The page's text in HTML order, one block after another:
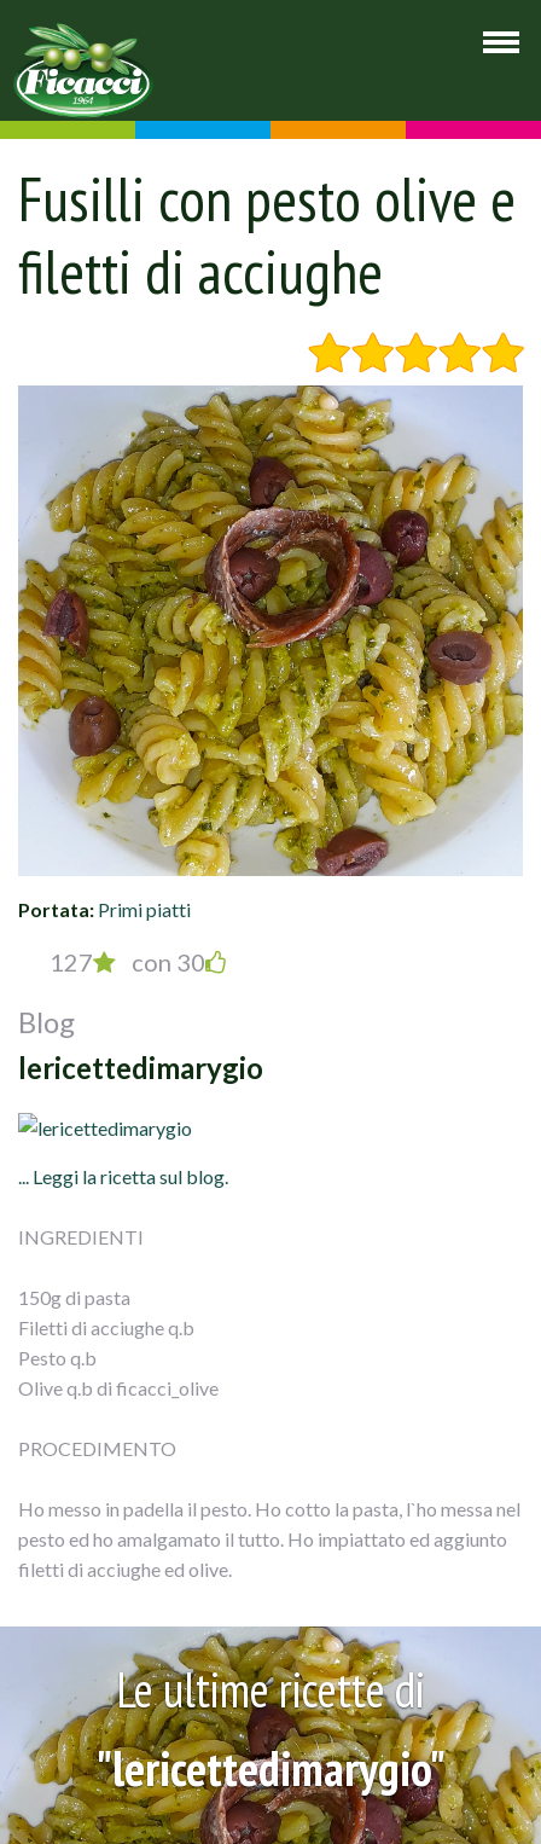
Fusilli con pesto olive e
filetti di acciughe
Portata: Primi piatti
127 con 30
Blog
lericettedimarygio
... Leggi la ricetta sul blog.
INGREDIENTI
150g di pasta
Filetti di acciughe q.b
Pesto q.b
Olive q.b di ficacci_olive
PROCEDIMENTO
Ho messo in padella il pesto. Ho cotto la pasta, l`ho messa nel
pesto ed ho amalgamato il tutto. Ho impiattato ed aggiunto
filetti di acciughe ed olive.
Le ultime ricette di
"lericettedimarygio"